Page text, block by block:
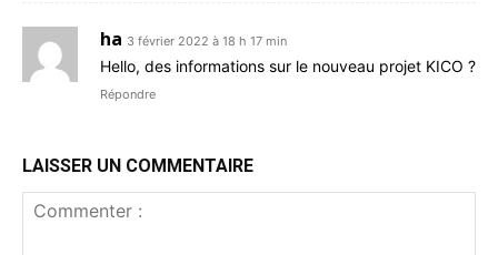
ha 3 février 2022 à 18 h 17 min
Hello, des informations sur le nouveau projet KICO ?
Répondre
LAISSER UN COMMENTAIRE